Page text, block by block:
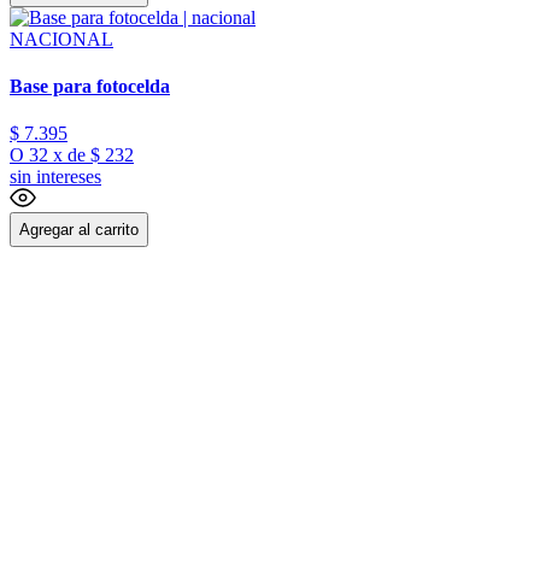
NACIONAL
Base para fotocelda
$ 7.395
O 32 x de $ 232
sin intereses
Agregar al carrito